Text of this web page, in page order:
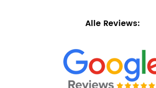
Alle Reviews: